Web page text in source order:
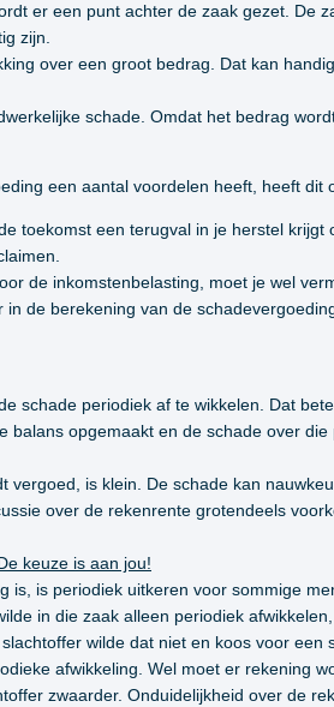
er een punt achter de zaak gezet. De
zijn.
over een groot bedrag. Dat kan
schade. Omdat het bedrag
een aantal voordelen heeft, heeft dit
toekomst een terugval in je herstel
de inkomstenbelasting, moet je wel
de berekening van de
schade periodiek af te wikkelen. Dat
balans opgemaakt en de schade over
vergoed, is klein. De schade kan
over de rekenrente grotendeels
keuze is aan jou!
is, is periodiek uitkeren voor sommige
in die zaak alleen periodiek
wilde dat niet en koos voor
afwikkeling. Wel moet er rekening
zwaarder. Onduidelijkheid over de